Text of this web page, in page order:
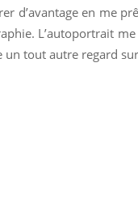
d’avantage en me
L’autoportrait
tout autre regard